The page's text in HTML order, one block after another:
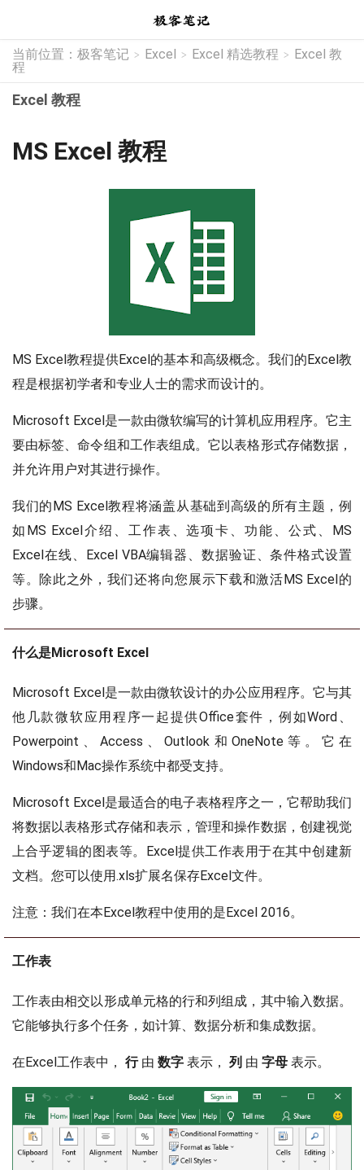
当前位置： 极客笔记 > Excel > Excel 精选教程 > Excel 教
程
Excel 教程
MS Excel 教程
MS Excel教程提供Excel的基本和高级概念。我们的Excel教
程是根据初学者和专业人士的需求而设计的。
Microsoft Excel是一款由微软编写的计算机应用程序。它主
要由标签、命令组和工作表组成。它以表格形式存储数据，
并允许用户对其进行操作。
我们的MS Excel教程将涵盖从基础到高级的所有主题，例
如MS Excel介绍、工作表、选项卡、功能、公式、MS
Excel在线、Excel VBA编辑器、数据验证、条件格式设置
等。除此之外，我们还将向您展示下载和激活MS Excel的
步骤。
什么是Microsoft Excel
Microsoft Excel是一款由微软设计的办公应用程序。它与其
他几款微软应用程序一起提供Office套件，例如Word、
Powerpoint、Access、Outlook和OneNote等。它在
Windows和Mac操作系统中都受支持。
Microsoft Excel是最适合的电子表格程序之一，它帮助我们
将数据以表格形式存储和表示，管理和操作数据，创建视觉
上合乎逻辑的图表等。Excel提供工作表用于在其中创建新
文档。您可以使用.xls扩展名保存Excel文件。
注意：我们在本Excel教程中使用的是Excel 2016。
工作表
工作表由相交以形成单元格的行和列组成，其中输入数据。
它能够执行多个任务，如计算、数据分析和集成数据。
在Excel工作表中， 行由 数字 表示， 列 由 字母 表示。